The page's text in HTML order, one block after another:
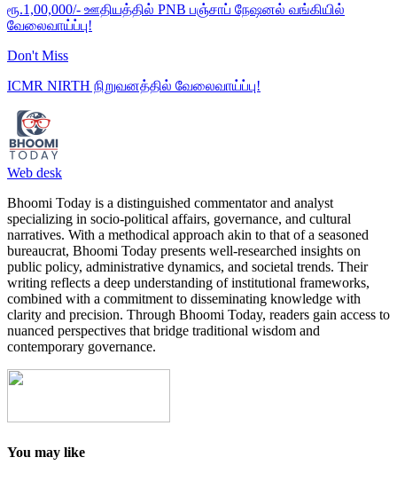
ரூ.1,00,000/- ஊதியத்தில் PNB பஞ்சாப் நேஷனல் வங்கியில்
வேலைவாய்ப்பு!
Don't Miss
ICMR NIRTH நிறுவனத்தில் வேலைவாய்ப்பு!
Web desk
Bhoomi Today is a distinguished commentator and analyst
specializing in socio-political affairs, governance, and cultural
narratives. With a methodical approach akin to that of a seasoned
bureaucrat, Bhoomi Today presents well-researched insights on
public policy, administrative dynamics, and societal trends. Their
writing reflects a deep understanding of institutional frameworks,
combined with a commitment to disseminating knowledge with
clarity and precision. Through Bhoomi Today, readers gain access to
nuanced perspectives that bridge traditional wisdom and
contemporary governance.
You may like